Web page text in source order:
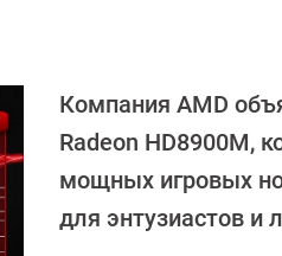
Компания AMD
Radeon HD8900M,
мощных игровых
для энтузиастов и